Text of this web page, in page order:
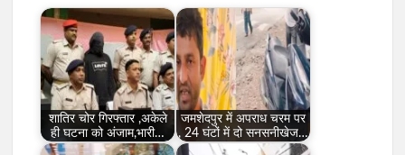
शातिर चोर गिरफ्तार ,अकेले
ही घटना को अंजाम,भारी…
जमशेदपुर में अपराध चरम पर
, 24 घंटों में दो सनसनीखेज…